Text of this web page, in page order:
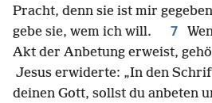
Pracht, denn sie ist mir
gebe sie, wem ich will.
7
Akt der Anbetung erweist,
Jesus erwiderte: „In den
deinen Gott, sollst du anbeten